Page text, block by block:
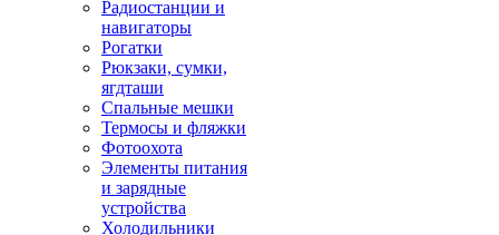
Радиостанции и
навигаторы
Рогатки
Рюкзаки, сумки,
ягдташи
Спальные мешки
Термосы и фляжки
Фотоохота
Элементы питания
и зарядные
устройства
Холодильники